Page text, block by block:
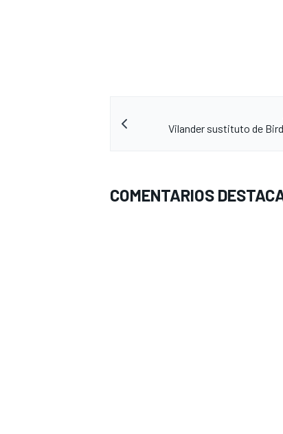
Vilander sustituto de
COMENTARIOS